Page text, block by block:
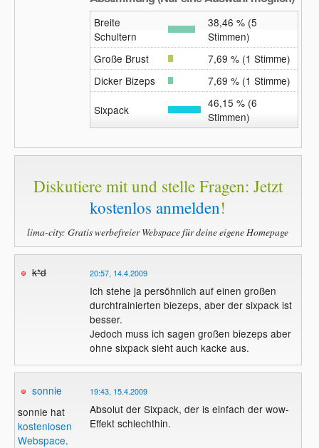
Breite
Schultern
38,46 % (5
Stimmen)
Große Brust
7,69 % (1 Stimme)
Dicker Bizeps
7,69 % (1 Stimme)
Sixpack
46,15 % (6
Stimmen)
Diskutiere mit und stelle Fragen: Jetzt
kostenlos anmelden!
lima-city: Gratis werbefreier Webspace für deine eigene Homepage
k*d 20:57, 14.4.2009
Ich stehe ja persöhnlich auf einen großen
durchtrainierten biezeps, aber der sixpack ist
besser.
Jedoch muss ich sagen großen biezeps aber
ohne sixpack sieht auch kacke aus.
sonnie
sonnie hat
kostenlosen
Webspace.
19:43, 15.4.2009
Absolut der Sixpack, der is einfach der wow-
Effekt schlechthin.